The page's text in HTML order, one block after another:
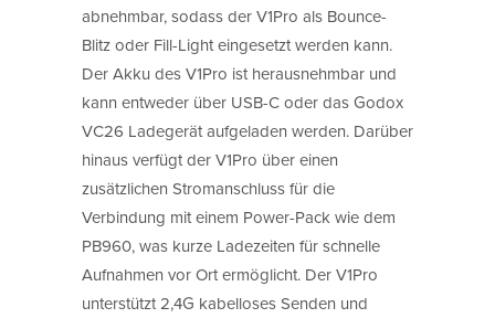
abnehmbar, sodass der V1Pro als Bounce-
Blitz oder Fill-Light eingesetzt werden kann.
Der Akku des V1Pro ist herausnehmbar und
kann entweder über USB-C oder das Godox
VC26 Ladegerät aufgeladen werden. Darüber
hinaus verfügt der V1Pro über einen
zusätzlichen Stromanschluss für die
Verbindung mit einem Power-Pack wie dem
PB960, was kurze Ladezeiten für schnelle
Aufnahmen vor Ort ermöglicht. Der V1Pro
unterstützt 2,4G kabelloses Senden und